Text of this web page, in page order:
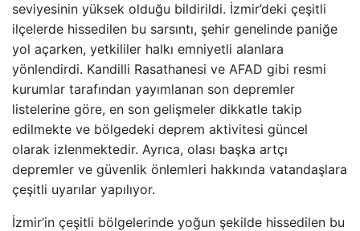
seviyesinin yüksek olduğu bildirildi. İzmir’deki çeşitli
ilçelerde hissedilen bu sarsıntı, şehir genelinde paniğe
yol açarken, yetkililer halkı emniyetli alanlara
yönlendirdi. Kandilli Rasathanesi ve AFAD gibi resmi
kurumlar tarafından yayımlanan son depremler
listelerine göre, en son gelişmeler dikkatle takip
edilmekte ve bölgedeki deprem aktivitesi güncel
olarak izlenmektedir. Ayrıca, olası başka artçı
depremler ve güvenlik önlemleri hakkında vatandaşlara
çeşitli uyarılar yapılıyor.
İzmir’in çeşitli bölgelerinde yoğun şekilde hissedilen bu